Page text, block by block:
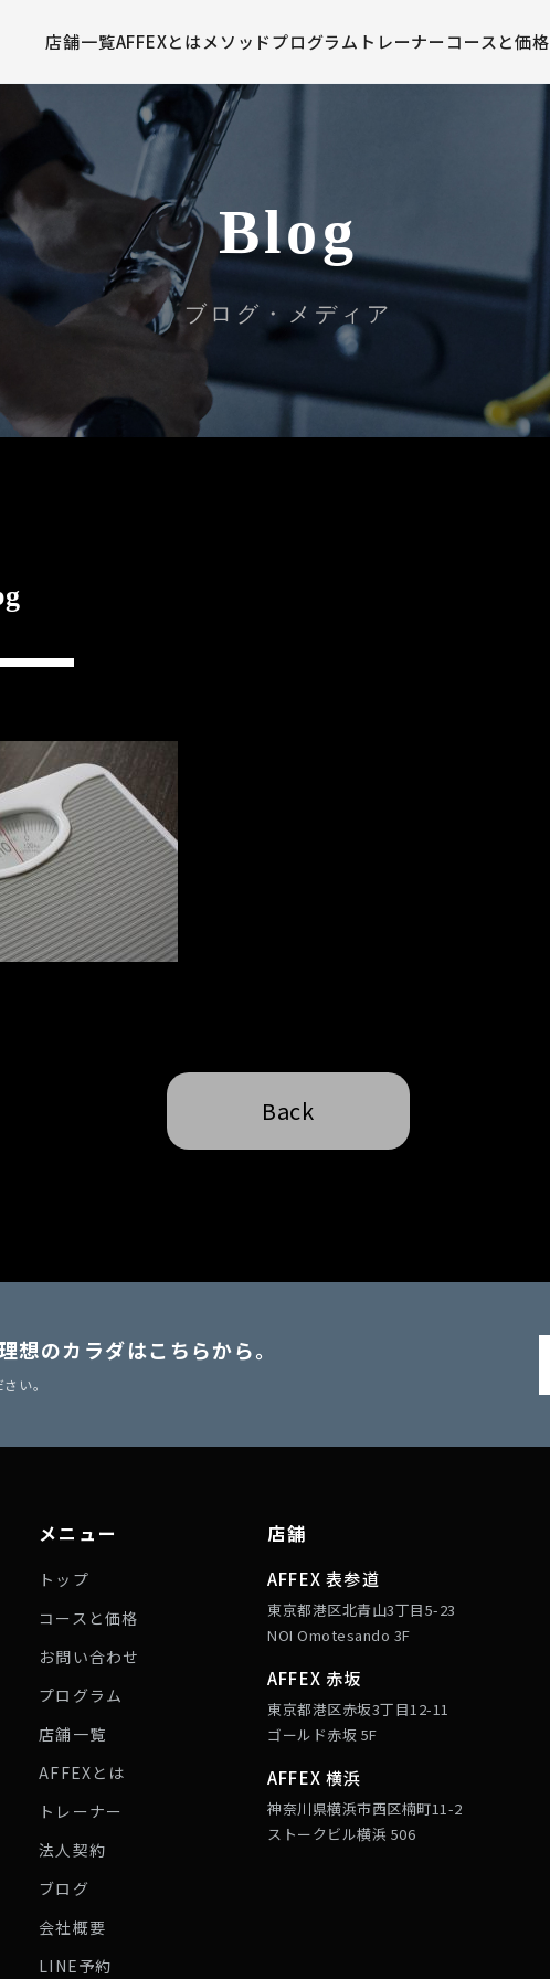
店舗一覧AFFEXとはメソッドプログラム トレーナー コースと価格
Blog
ブログ・メディア
Back
理想のカラダはこちらから。
い。
メニュー
トップ
コースと価格
お問い合わせ
プログラム
店舗一覧
AFFEXとは
トレーナー
法人契約
ブログ
会社概要
LINE予約
店舗
AFFEX 表参道
東京都港区北青山3丁目5-23
NOI Omotesando 3F
AFFEX 赤坂
東京都港区赤坂3丁目12-11
ゴールド赤坂 5F
AFFEX 横浜
神奈川県横浜市西区楠町11-2
ストークビル横浜 506